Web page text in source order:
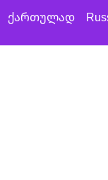
ქართულად